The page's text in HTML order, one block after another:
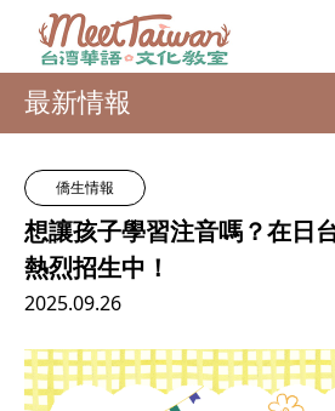
最新情報
僑生情報
想讓孩子學習注音嗎？在日
熱烈招生中！
2025.09.26